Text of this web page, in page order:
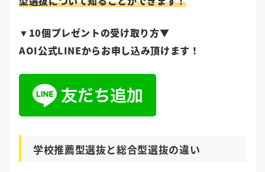
▼ 10個プレゼントの受け取り方▼
AOI公式LINEからお申し込み頂けます！
学校推薦型選抜と総合型選抜の違い